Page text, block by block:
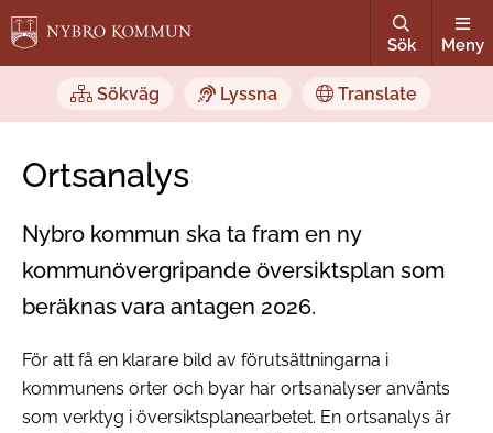
Sök Meny
Sökväg Lyssna Translate
Ortsanalys
Nybro kommun ska ta fram en ny
kommunövergripande översiktsplan som
beräknas vara antagen 2026.
För att få en klarare bild av förutsättningarna i
kommunens orter och byar har ortsanalyser använts
som verktyg i översiktsplanearbetet. En ortsanalys är